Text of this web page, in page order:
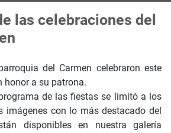
las celebraciones del
del Carmen celebraron este
honor a su patrona.
de las fiestas se limitó a los
imágenes con lo más destacado del
disponibles en nuestra galería